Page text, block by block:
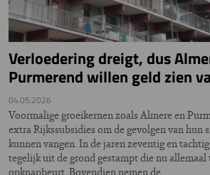
Verloedering dreigt, dus
Purmerend willen geld zien
04.05.2026
Voormalige groeikernen zoals Almere en
extra Rijkssubsidies om de gevolgen van hun
kunnen vangen. In de jaren zeventig en
tegelijk uit de grond gestampt die nu allemaal
opknapbeurt. Bovendien nemen de…